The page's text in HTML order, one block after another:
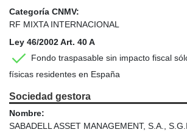
Categoría CNMV:
RF MIXTA INTERNACIONAL
Ley 46/2002 Art. 40 A
Fondo traspasable sin impacto fiscal
físicas residentes en España
Sociedad gestora
Nombre:
SABADELL ASSET MANAGEMENT, S.A.,